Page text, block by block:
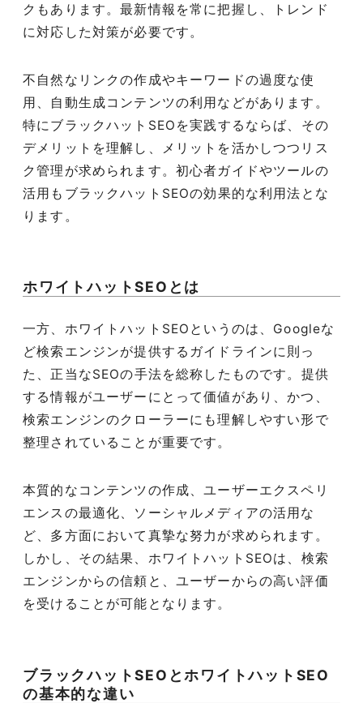
クもあります。最新情報を常に把握し、トレンド
に対応した対策が必要です。
不自然なリンクの作成やキーワードの過度な使
用、自動生成コンテンツの利用などがあります。
特にブラックハットSEOを実践するならば、その
デメリットを理解し、メリットを活かしつつリス
ク管理が求められます。初心者ガイドやツールの
活用もブラックハットSEOの効果的な利用法とな
ります。
ホワイトハットSEOとは
一方、ホワイトハットSEOというのは、Googleな
ど検索エンジンが提供するガイドラインに則っ
た、正当なSEOの手法を総称したものです。提供
する情報がユーザーにとって価値があり、かつ、
検索エンジンのクローラーにも理解しやすい形で
整理されていることが重要です。
本質的なコンテンツの作成、ユーザーエクスペリ
エンスの最適化、ソーシャルメディアの活用な
ど、多方面において真摯な努力が求められます。
しかし、その結果、ホワイトハットSEOは、検索
エンジンからの信頼と、ユーザーからの高い評価
を受けることが可能となります。
ブラックハットSEOとホワイトハットSEO
の基本的な違い